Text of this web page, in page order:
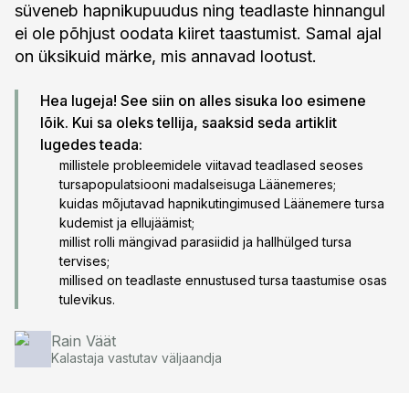
süveneb hapnikupuudus ning teadlaste hinnangul
ei ole põhjust oodata kiiret taastumist. Samal ajal
on üksikuid märke, mis annavad lootust.
Hea lugeja! See siin on alles sisuka loo esimene
lõik. Kui sa oleks tellija, saaksid seda artiklit
lugedes teada:
millistele probleemidele viitavad teadlased seoses
tursapopulatsiooni madalseisuga Läänemeres;
kuidas mõjutavad hapnikutingimused Läänemere tursa
kudemist ja ellujäämist;
millist rolli mängivad parasiidid ja hallhülged tursa
tervises;
millised on teadlaste ennustused tursa taastumise osas
tulevikus.
Rain Väät
Kalastaja vastutav väljaandja